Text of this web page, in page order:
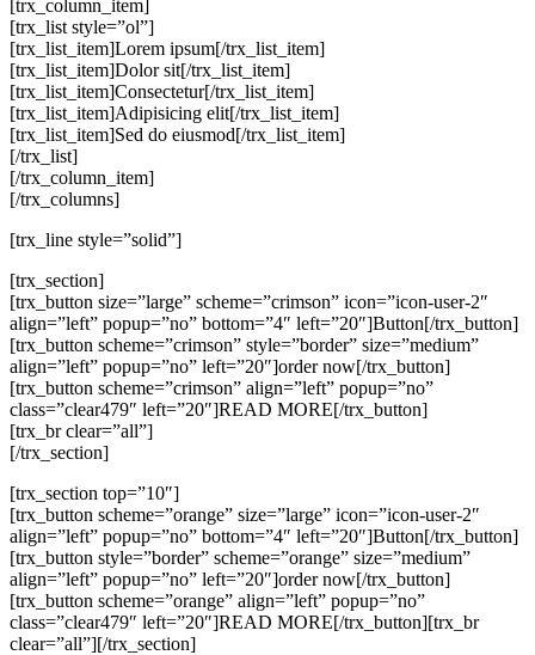
[trx_column_item]
[trx_list style=”ol”]
[trx_list_item]Lorem ipsum[/trx_list_item]
[trx_list_item]Dolor sit[/trx_list_item]
[trx_list_item]Consectetur[/trx_list_item]
[trx_list_item]Adipisicing elit[/trx_list_item]
[trx_list_item]Sed do eiusmod[/trx_list_item]
[/trx_list]
[/trx_column_item]
[/trx_columns]
[trx_line style=”solid”]
[trx_section]
[trx_button size=”large” scheme=”crimson” icon=”icon-user-2″
align=”left” popup=”no” bottom=”4″ left=”20″]Button[/trx_button]
[trx_button scheme=”crimson” style=”border” size=”medium”
align=”left” popup=”no” left=”20″]order now[/trx_button]
[trx_button scheme=”crimson” align=”left” popup=”no”
class=”clear479″ left=”20″]READ MORE[/trx_button]
[trx_br clear=”all”]
[/trx_section]
[trx_section top=”10″]
[trx_button scheme=”orange” size=”large” icon=”icon-user-2″
align=”left” popup=”no” bottom=”4″ left=”20″]Button[/trx_button]
[trx_button style=”border” scheme=”orange” size=”medium”
align=”left” popup=”no” left=”20″]order now[/trx_button]
[trx_button scheme=”orange” align=”left” popup=”no”
class=”clear479″ left=”20″]READ MORE[/trx_button][trx_br
clear=”all”][/trx_section]